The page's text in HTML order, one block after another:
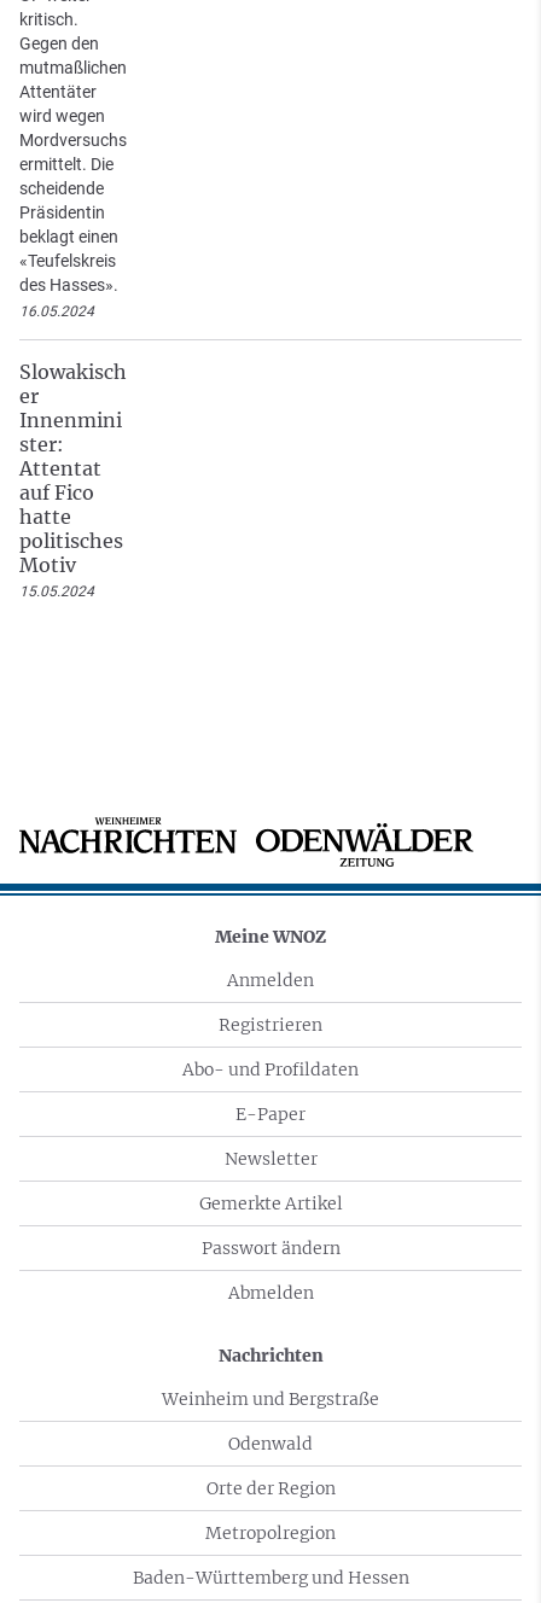
kritisch.
Gegen den
mutmaßlichen
Attentäter
wird wegen
Mordversuchs
ermittelt. Die
scheidende
Präsidentin
beklagt einen
«Teufelskreis
des Hasses».
16.05.2024
Slowakisch
er
Innenmini
ster:
Attentat
auf Fico
hatte
politisches
Motiv
15.05.2024
Meine WNOZ
Anmelden
Registrieren
Abo- und Profildaten
E-Paper
Newsletter
Gemerkte Artikel
Passwort ändern
Abmelden
Nachrichten
Weinheim und Bergstraße
Odenwald
Orte der Region
Metropolregion
Baden-Württemberg und Hessen